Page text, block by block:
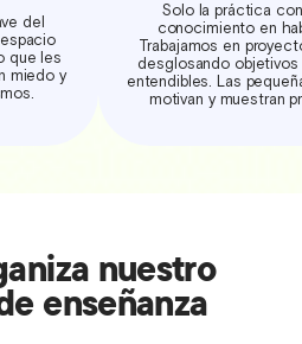
del
que les
miedo y
Solo la práctica
conocimiento en
Trabajamos en
desglosando objetivos
entendibles. Las
motivan y muestran
nuestro
enseñanza